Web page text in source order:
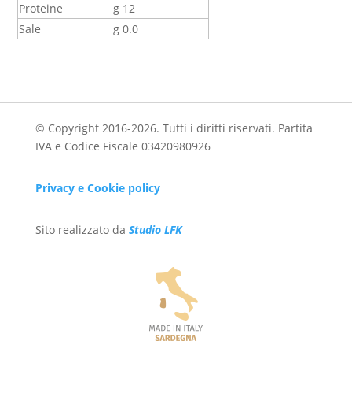
Proteine
g 12
Sale
g 0.0
© Copyright 2016-2026. Tutti i diritti riservati. Partita
IVA e Codice Fiscale 03420980926
Privacy e Cookie policy
Sito realizzato da Studio LFK